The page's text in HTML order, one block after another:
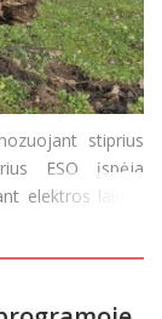
stiprius
ESO įspėja
elektros laidų.
Klaipėdos,